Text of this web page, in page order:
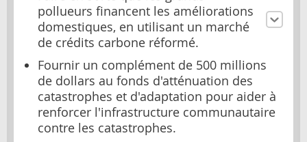
pollueurs financent les améliorations
domestiques, en utilisant un marché
de crédits carbone réformé.
Fournir un complément de 500 millions
de dollars au fonds d'atténuation des
catastrophes et d'adaptation pour aider à
renforcer l'infrastructure communautaire
contre les catastrophes.